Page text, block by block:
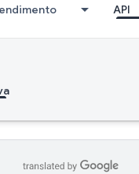
API